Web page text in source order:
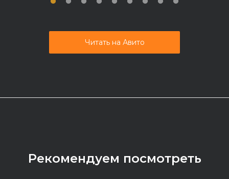
Читать на Авито
Рекомендуем посмотреть